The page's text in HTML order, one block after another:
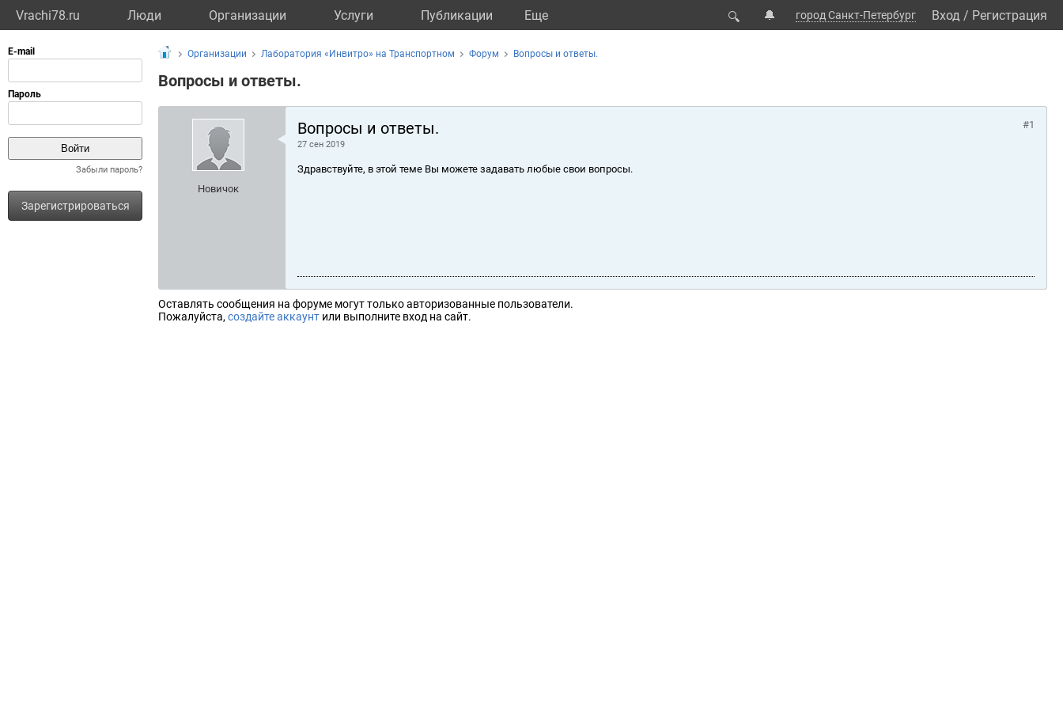
Vrachi78.ru Люди Организации Услуги Публикации Eще 🔍 🔔 город Санкт-Петербург Вход / Регистрация
Забыли пароль?
Зарегистрироваться
Организации Лаборатория «Инвитро» на Транспортном Форум Вопросы и ответы.
Вопросы и ответы.
Новичок
Вопросы и ответы.
27 сен 2019
#1
Здравствуйте, в этой теме Вы можете задавать любые свои вопросы.
Оставлять сообщения на форуме могут только авторизованные пользователи.
Пожалуйста, создайте аккаунт или выполните вход на сайт.